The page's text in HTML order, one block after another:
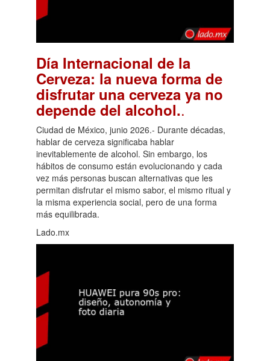
Día Internacional de la
Cerveza: la nueva forma de
disfrutar una cerveza ya no
depende del alcohol..
Ciudad de México, junio 2026.- Durante décadas,
hablar de cerveza significaba hablar
inevitablemente de alcohol. Sin embargo, los
hábitos de consumo están evolucionando y cada
vez más personas buscan alternativas que les
permitan disfrutar el mismo sabor, el mismo ritual y
la misma experiencia social, pero de una forma
más equilibrada.
Lado.mx